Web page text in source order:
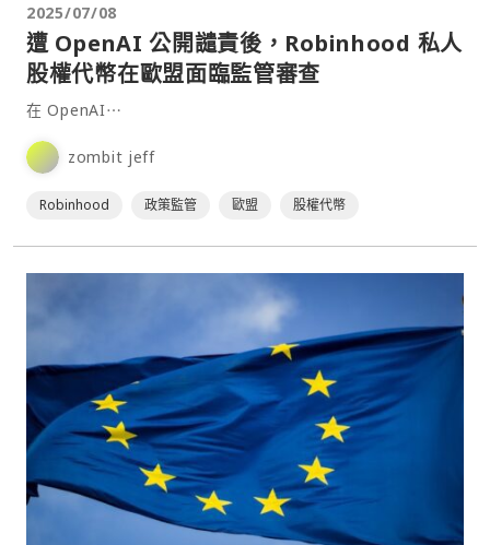
2025/07/08
遭 OpenAI 公開譴責後，Robinhood 私人
股權代幣在歐盟面臨監管審查
在 OpenAI⋯
zombit jeff
Robinhood 政策監管 歐盟 股權代幣